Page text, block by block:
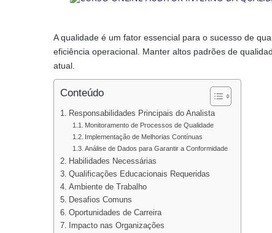
A qualidade é um fator essencial para o sucesso de
eficiência operacional. Manter altos padrões de
atual.
Conteúdo
Responsabilidades Principais do Analista
Monitoramento de Processos de Qualidade
Implementação de Melhorias Contínuas
Análise de Dados para Garantir a Conformidade
Habilidades Necessárias
Qualificações Educacionais Requeridas
Ambiente de Trabalho
Desafios Comuns
Oportunidades de Carreira
Impacto nas Organizações